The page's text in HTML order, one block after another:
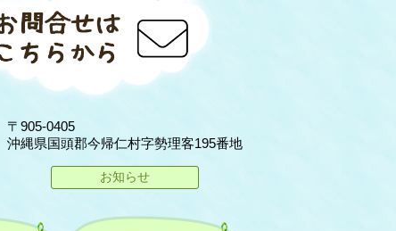
〒905-0405
沖縄県国頭郡今帰仁村字勢理客195番地
お知らせ